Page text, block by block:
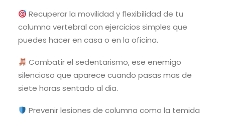
Recuperar la movilidad y flexibilidad de tu
columna vertebral con ejercicios simples que
puedes hacer en casa o en la oficina.
Combatir el sedentarismo, ese enemigo
silencioso que aparece cuando pasas mas de
siete horas sentado al dia.
Prevenir lesiones de columna como la temida